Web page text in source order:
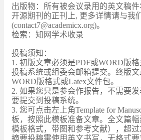
出版物：所有被会议录用的英文稿
开源期刊的正刊上, 更多详情请与我
(contact7@academicx.org)。
检索：知网学术收录
投稿须知：
1. 初版文章必须是PDF或WORD版
投稿系统或组委会邮箱提交。终版
WORD版格式或Latex文件包。
2. 如果您只是参会作报告，不需要
要提交到投稿系统。
3. 您可点击左上角Template for
板，按照此模板准备文章。全文篇幅
模板格式，带图和参考文献），超过
摘要投稿需使用英文书写，无格式